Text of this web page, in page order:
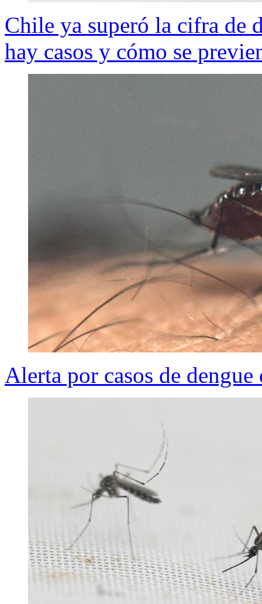
Chile ya superó la cifra de
hay casos y cómo se
Alerta por casos de dengue